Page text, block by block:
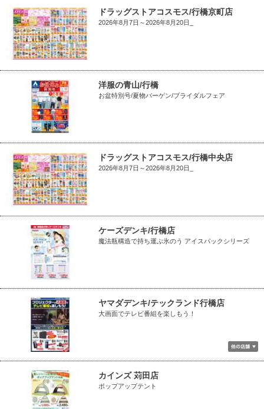
ドラッグストアコスモス/行橋京町店
2026年8月7日～2026年8月20日_
洋服の青山/行橋
お盆特別号/夏物バーゲン/ブライダルフェア
ドラッグストアコスモス/行橋中央店
2026年8月7日～2026年8月20日_
ケーズデンキ/行橋店
魔法瓶構造で持ち運ぶ氷のう アイスパックシリーズ
ヤマダデンキ/テックランド行橋店
大画面でテレビ番組を楽しもう！
カインズ 苅田店
ポップアップテント